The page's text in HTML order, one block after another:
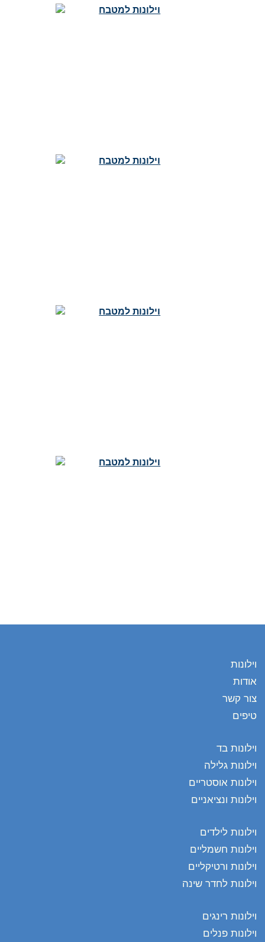
וילונות
אודות
צור קשר
טיפים
וילונות בד
וילונות גלילה
וילונות אוסטריים
וילונות ונציאניים
וילונות לילדים
וילונות חשמליים
וילונות ורטיקליים
וילונות לחדר שינה
וילונות רינגים
וילונות פנלים